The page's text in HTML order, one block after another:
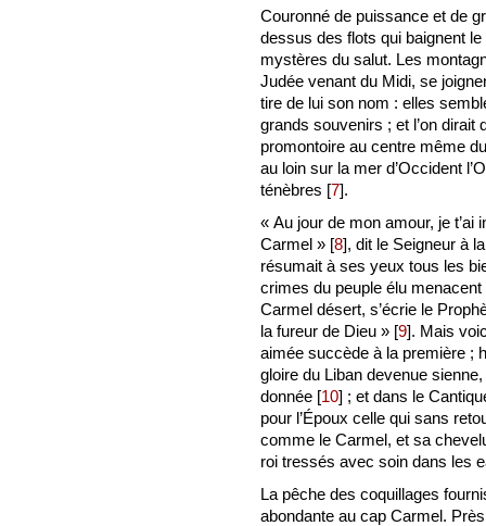
Couronné de puissance et de
dessus des flots qui baignent
mystères du salut. Les
Judée venant du Midi, se
tire de lui son nom : elles
grands souvenirs ; et l’on dirait
promontoire au centre même
au loin sur la mer d’Occident
ténèbres [7].
« Au jour de mon amour, je t’ai
Carmel » [8], dit le Seigneur à
résumait à ses yeux tous les
crimes du peuple élu menacent
Carmel désert, s’écrie le
la fureur de Dieu » [9]. Mais
aimée succède à la première ;
gloire du Liban devenue
donnée [10] ; et dans le
pour l’Époux celle qui sans
comme le Carmel, et sa
roi tressés avec soin dans les
La pêche des coquillages
abondante au cap Carmel.